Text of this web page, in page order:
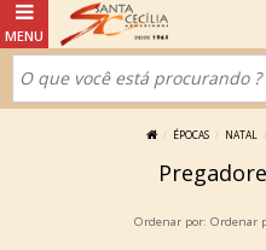
ÉPOCAS NATAL
Ordenar